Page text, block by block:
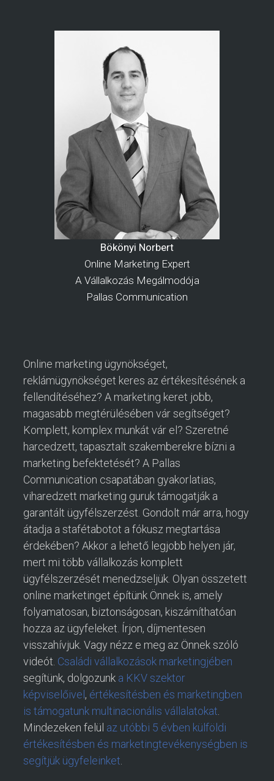
Bökönyi Norbert
Online Marketing Expert
A Vállalkozás Megálmodója
Pallas Communication
Online marketing ügynökséget,
reklámügynökséget keres az értékesítésének a
fellendítéséhez? A marketing keret jobb,
magasabb megtérülésében vár segítséget?
Komplett, komplex munkát vár el? Szeretné
harcedzett, tapasztalt szakemberekre bízni a
marketing befektetését? A Pallas
Communication csapatában gyakorlatias,
viharedzett marketing guruk támogatják a
garantált ügyfélszerzést. Gondolt már arra, hogy
átadja a stafétabotot a fókusz megtartása
érdekében? Akkor a lehető legjobb helyen jár,
mert mi több vállalkozás komplett
ügyfélszerzését menedzseljük. Olyan összetett
online marketinget építünk Önnek is, amely
folyamatosan, biztonságosan, kiszámíthatóan
hozza az ügyfeleket. Írjon, díjmentesen
visszahívjuk. Vagy nézz e meg az Önnek szóló
videót. Családi vállalkozások marketingjében
segítünk, dolgozunk a KKV szektor
képviselőivel, értékesítésben és marketingben
is támogatunk multinacionális vállalatokat
Mindezeken felül az utóbbi 5 évben külföldi
értékesítésben és marketingtevékenységben is
segítjük ügyfeleinket